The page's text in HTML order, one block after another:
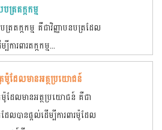
រតក្កកម្ម
រតក្កកម្ម គឺជាវិញ្ញាបនបត្រដែល
ការពារតក្កកម្ម...
ម៉ូដែលមានអត្ថប្រយោជន៍
ម៉ូដែលមានអត្ថប្រយោជន៍ គឺជា
ែលបានផ្តល់ដើម្បីការពារម៉ូដែល